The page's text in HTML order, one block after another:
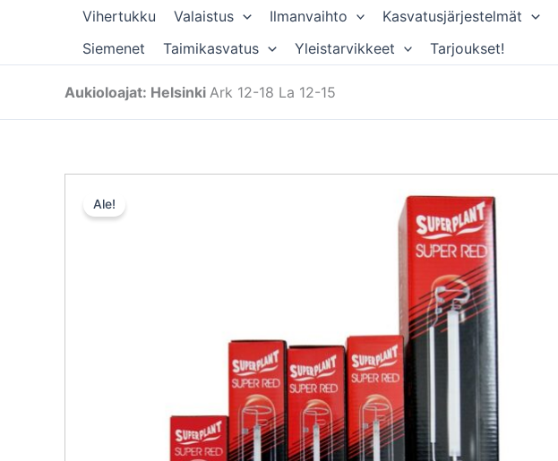
Vihertukku Valaistus Ilmanvaihto Kasvatusjärjestelmät
Siemenet
Taimikasvatus Yleistarvikkeet Tarjoukset!
Aukioloajat: Helsinki Ark 12-18 La 12-15
Ale!